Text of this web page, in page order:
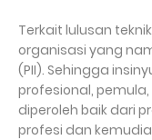
Terkait lulusan
organisasi yang
(PII). Sehingga
profesional,
diperoleh baik dari
profesi dan